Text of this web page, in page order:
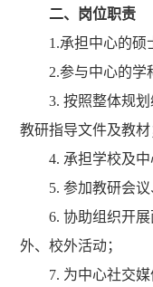
二、岗位职责
1.承担中心的硕
2.参与中心的学
3. 按照整体规
教研指导文件及教材
4. 承担学校及
5. 参加教研会
6. 协助组织开
外、校外活动；
7. 为中心社交